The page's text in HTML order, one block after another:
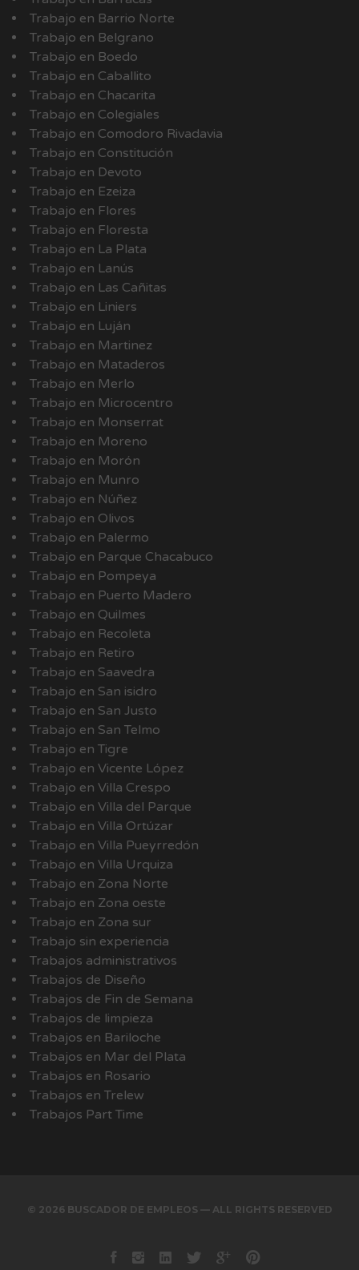
Trabajo en Barrio Norte
Trabajo en Belgrano
Trabajo en Boedo
Trabajo en Caballito
Trabajo en Chacarita
Trabajo en Colegiales
Trabajo en Comodoro Rivadavia
Trabajo en Constitución
Trabajo en Devoto
Trabajo en Ezeiza
Trabajo en Flores
Trabajo en Floresta
Trabajo en La Plata
Trabajo en Lanús
Trabajo en Las Cañitas
Trabajo en Liniers
Trabajo en Luján
Trabajo en Martinez
Trabajo en Mataderos
Trabajo en Merlo
Trabajo en Microcentro
Trabajo en Monserrat
Trabajo en Moreno
Trabajo en Morón
Trabajo en Munro
Trabajo en Núñez
Trabajo en Olivos
Trabajo en Palermo
Trabajo en Parque Chacabuco
Trabajo en Pompeya
Trabajo en Puerto Madero
Trabajo en Quilmes
Trabajo en Recoleta
Trabajo en Retiro
Trabajo en Saavedra
Trabajo en San isidro
Trabajo en San Justo
Trabajo en San Telmo
Trabajo en Tigre
Trabajo en Vicente López
Trabajo en Villa Crespo
Trabajo en Villa del Parque
Trabajo en Villa Ortúzar
Trabajo en Villa Pueyrredón
Trabajo en Villa Urquiza
Trabajo en Zona Norte
Trabajo en Zona oeste
Trabajo en Zona sur
Trabajo sin experiencia
Trabajos administrativos
Trabajos de Diseño
Trabajos de Fin de Semana
Trabajos de limpieza
Trabajos en Bariloche
Trabajos en Mar del Plata
Trabajos en Rosario
Trabajos en Trelew
Trabajos Part Time
© 2026 BUSCADOR DE EMPLEOS — ALL RIGHTS RESERVED
Facebook
instagram
LinkedinTwitterGoogle+